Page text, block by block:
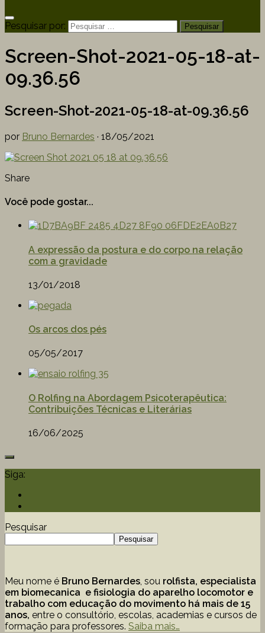
Pesquisar por:
Screen-Shot-2021-05-18-at-
09.36.56
Screen-Shot-2021-05-18-at-09.36.56
por Bruno Bernardes · 18/05/2021
Share
Você pode gostar...
A expressão da postura e do corpo na relação
com a gravidade
13/01/2018
Os arcos dos pés
05/05/2017
O Rolfing na Abordagem Psicoterapêutica:
Contribuições Técnicas e Literárias
16/06/2025
Siga:
Pesquisar
Pesquisar
Meu nome é Bruno Bernardes, sou rolfista, especialista
em biomecanica e fisiologia do aparelho locomotor e
trabalho com educação do movimento há mais de 15
anos, entre o consultório, escolas, academias e cursos de
formação para professores. Saiba mais…